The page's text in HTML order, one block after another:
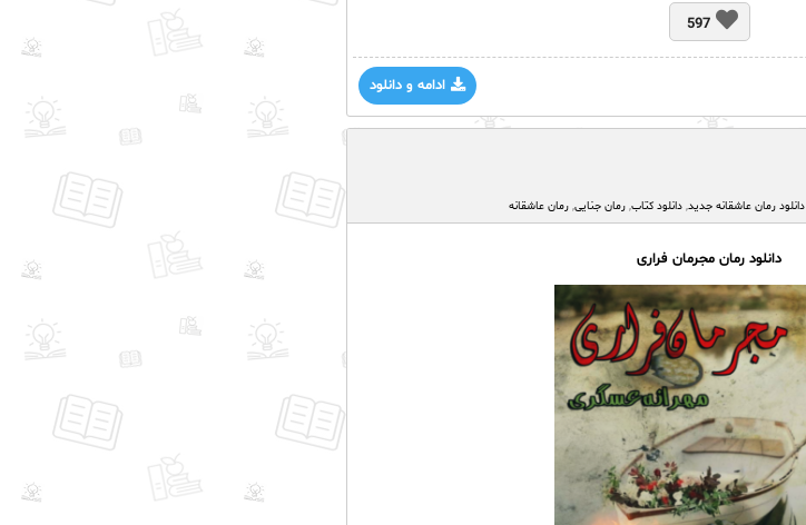
597
ادامه و دانلود
دانلود رمان عاشقانه جدید, دانلود کتاب, رمان جنایی, رمان عاشقانه
دانلود رمان مجرمان فراری